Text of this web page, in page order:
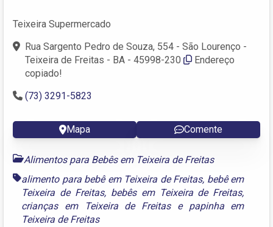
Teixeira Supermercado
Rua Sargento Pedro de Souza, 554 - São Lourenço -
Teixeira de Freitas - BA - 45998-230
Endereço
copiado!
(73) 3291-5823
Mapa Comente
Alimentos para Bebês em Teixeira de Freitas
alimento para bebê em Teixeira de Freitas, bebê em
Teixeira de Freitas, bebês em Teixeira de Freitas,
crianças em Teixeira de Freitase papinha em
Teixeira de Freitas